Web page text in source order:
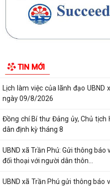
TIN MỚI
Đồng chí Phó Bí thư Thường trực
với Chi bộ thôn Thanh Quang
Đồng chí Bí thư Đảng ủy, Chủ
Giấy mời tiếp công dân của đồng
Lịch làm việc của lãnh đạo
ngày 09/8/2026
Đồng chí Bí thư Đảng ủy, Chủ tịch
dân định kỳ tháng 8
UBND xã Trần Phú: Gửi thông
đối thoại với người dân thôn...
UBND xã Trần Phú gửi thông báo